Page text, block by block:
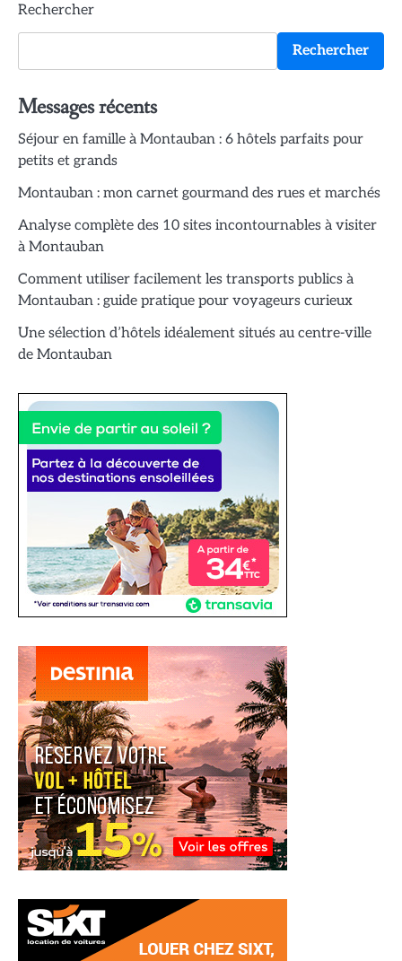
Rechercher
Rechercher
Messages récents
Séjour en famille à Montauban : 6 hôtels parfaits pour
petits et grands
Montauban : mon carnet gourmand des rues et marchés
Analyse complète des 10 sites incontournables à visiter
à Montauban
Comment utiliser facilement les transports publics à
Montauban : guide pratique pour voyageurs curieux
Une sélection d’hôtels idéalement situés au centre-ville
de Montauban